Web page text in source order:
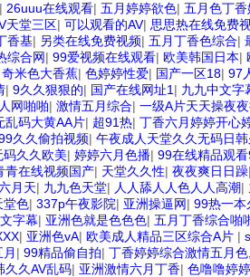
| 26uuu在线观看| 五月婷婷欲色| 五月色丁
天堂三区| 可以观看的AV| 思思热在线免费
香基| 另类在线免费视频| 五月丁香色综合|
综合网| 99爱视频在线观看| 欧美韩国日本|
奇米色大香蕉| 色婷婷性爱| 国产一区18| 97
| 9久久狠狠的| 国产在线网址1 | 九九中文字
网啪啪| 激情五月综合| 一级A片天天操夜
乱码大黄AA片| 超91热| 丁香六月婷婷开心
久久偷拍视频| 午夜成人天堂久久无码日
久久欧美| 婷婷六月色播| 99在线精品观
青在线视频国产| 天堂久久性| 夜夜爽日日躁
月天| 九九色天堂| 人人舔人人色人人高潮|
堂色| 337p午夜影院| 亚洲操逼网| 99热一本
字幕| 亚洲色就是色色色| 五月丁香综合啪
| 亚洲色vA| 欧美成人精品三区综合A片 |
| 99精品偷自拍| 丁香婷婷综合激情五月
久久AV乱码| 亚洲激情六月丁香| 色噜噜婷婷